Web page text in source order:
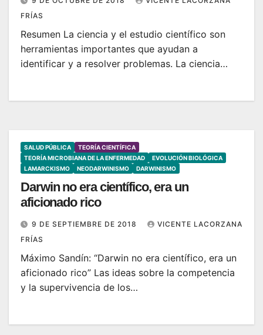
FRÍAS
Resumen La ciencia y el estudio científico son
herramientas importantes que ayudan a
identificar y a resolver problemas. La ciencia…
SALUD PÚBLICA
TEORÍA CIENTÍFICA
TEORÍA MICROBIANA DE LA ENFERMEDAD
EVOLUCIÓN BIOLÓGICA
LAMARCKISMO
NEODARWINISMO DARWINISMO
Darwin no era científico, era un
aficionado rico
9 DE SEPTIEMBRE DE 2018
VICENTE LACORZANA
FRÍAS
Máximo Sandín: “Darwin no era científico, era un
aficionado rico” Las ideas sobre la competencia
y la supervivencia de los…